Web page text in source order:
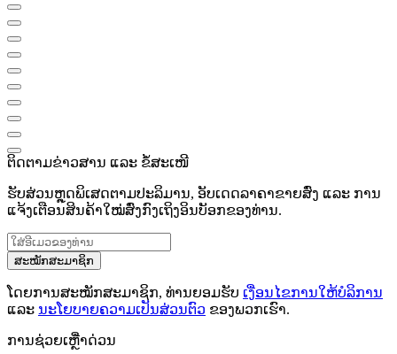
ຕິດຕາມຂ່າວສານ ແລະ ຂໍ້ສະເໜີ
ຮັບສ່ວນຫຼຸດພິເສດຕາມປະລິມານ, ອັບເດດລາຄາຂາຍສົ່ງ ແລະ ການ
ແຈ້ງເຕືອນສິນຄ້າໃໝ່ສົ່ງກົງເຖິງອິນບັອກຂອງທ່ານ.
ສະໝັກສະມາຊິກ
ໂດຍການສະໝັກສະມາຊິກ, ທ່ານຍອມຮັບ ເງື່ອນໄຂການໃຫ້ບໍລິການ
ແລະ ນະໂຍບາຍຄວາມເປັນສ່ວນຕົວ ຂອງພວກເຮົາ.
ການຊ່ວຍເຫຼືໍາດ່ວນ